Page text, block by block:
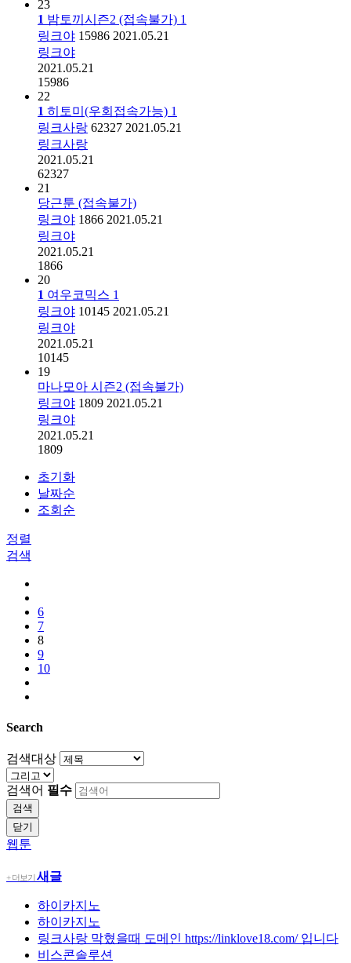
23
1 밤토끼시즌2 (접속불가) 1
링크야 15986 2021.05.21
링크야
2021.05.21
15986
22
1 히토미(우회접속가능) 1
링크사랑 62327 2021.05.21
링크사랑
2021.05.21
62327
21
당근툰 (접속불가)
링크야 1866 2021.05.21
링크야
2021.05.21
1866
20
1 여우코믹스 1
링크야 10145 2021.05.21
링크야
2021.05.21
10145
19
마나모아 시즌2 (접속불가)
링크야 1809 2021.05.21
링크야
2021.05.21
1809
초기화
날짜순
조회순
정렬
검색
6
7
8
9
10
Search
검색대상
검색어 필수
검색
닫기
웹툰
+ 더보기새글
하이카지노
하이카지노
링크사랑 막혔을때 도메인 https://linklove18.com/ 입니다
비스콘솔루션